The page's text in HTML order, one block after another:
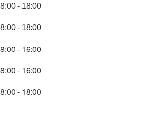
8:00 - 18:00
8:00 - 18:00
8:00 - 16:00
8:00 - 16:00
8:00 - 18:00